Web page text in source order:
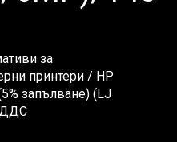
за
принтери/ HP
запълване) (LJ
ДДС